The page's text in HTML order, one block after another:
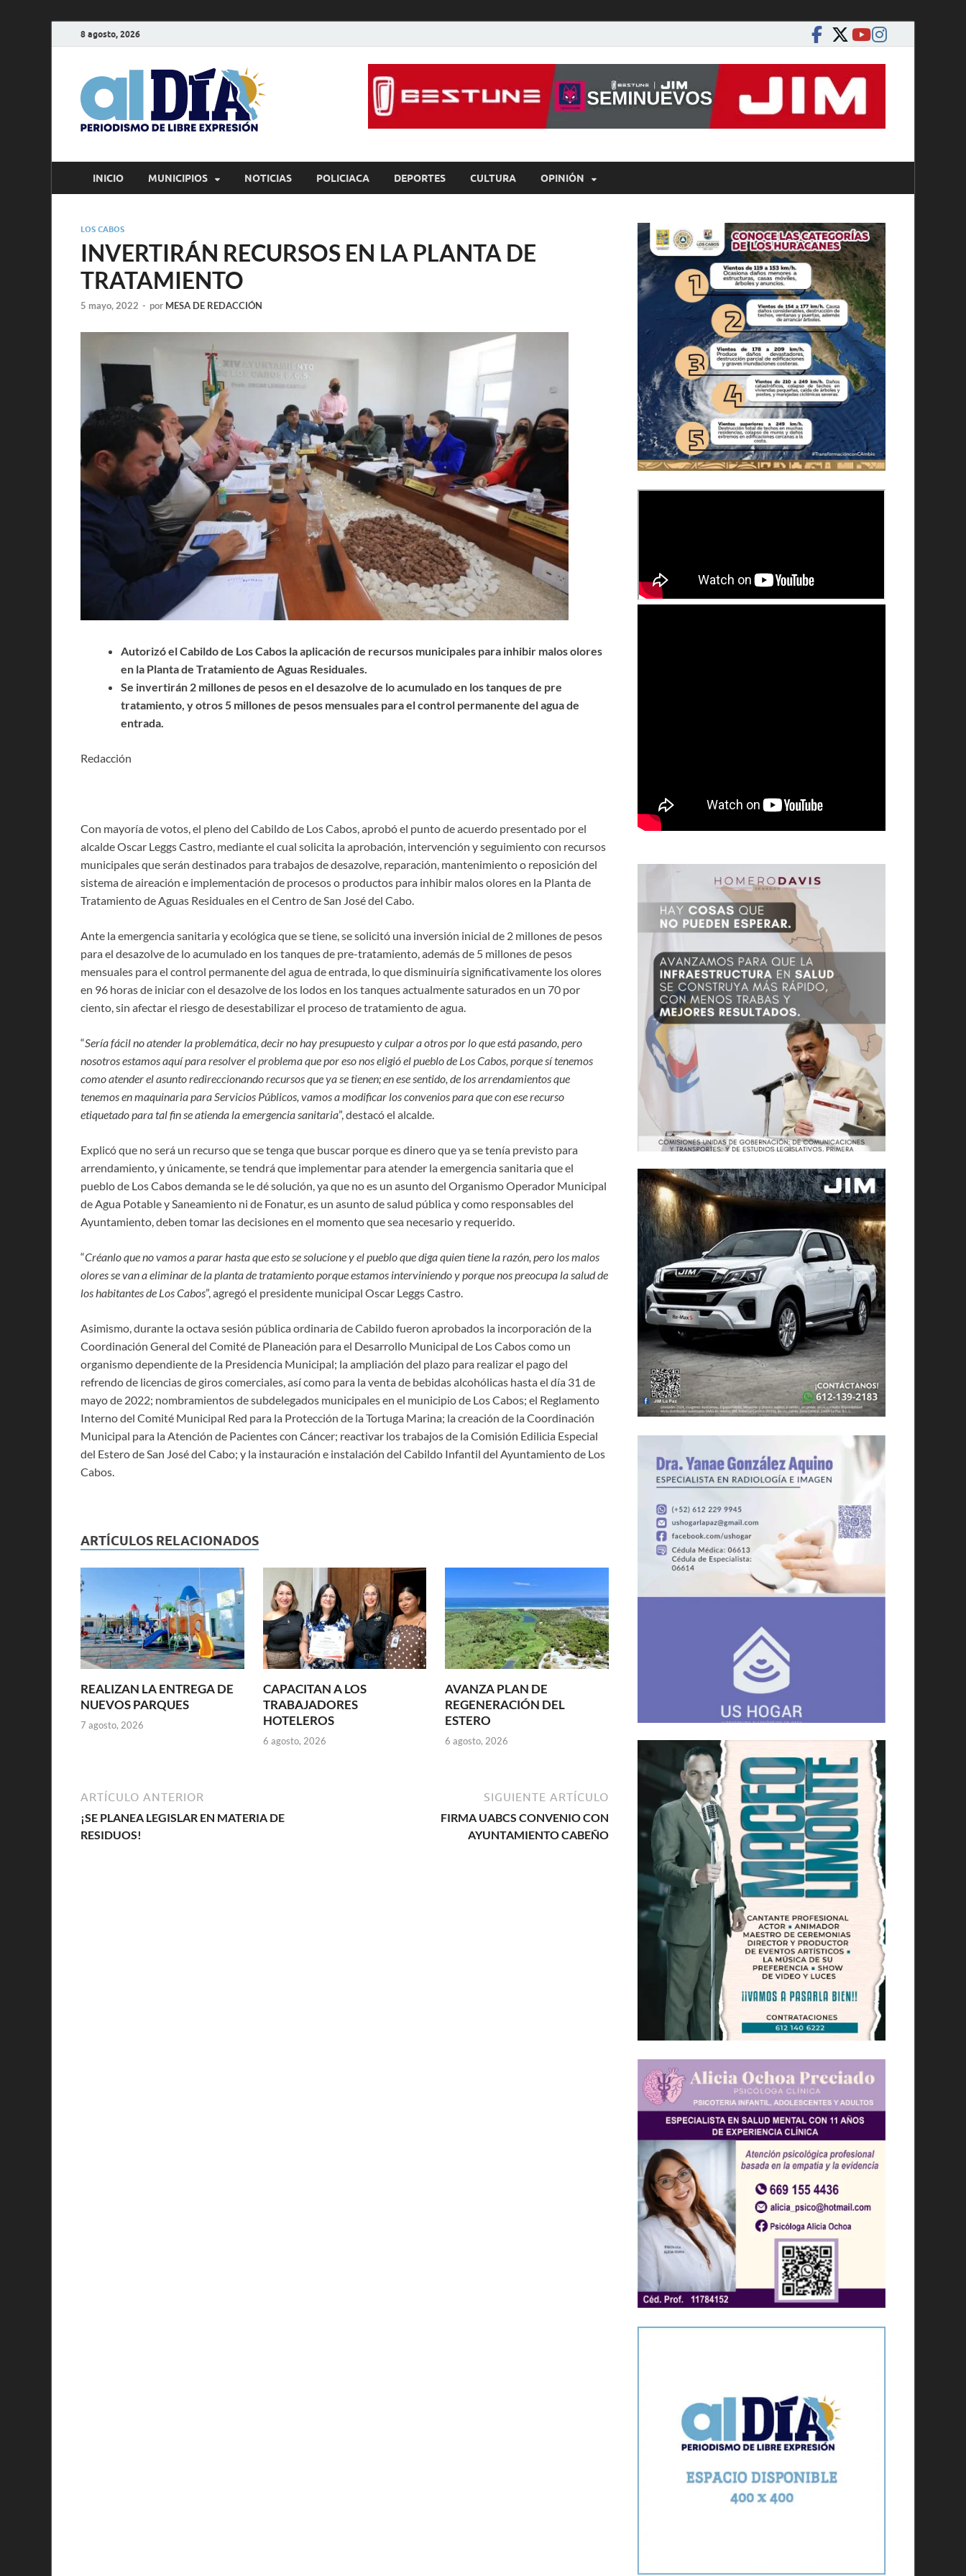
8 agosto, 2026
alDíaBCS
Periodismo de libre expresión
INICIO MUNICIPIOS NOTICIAS POLICIACA DEPORTES CULTURA OPINIÓN
LOS CABOS
INVERTIRÁN RECURSOS EN LA PLANTA DE
TRATAMIENTO
5 mayo, 2022 - por MESA DE REDACCIÓN
Autorizó el Cabildo de Los Cabos la aplicación de recursos municipales para inhibir malos olores
en la Planta de Tratamiento de Aguas Residuales.
Se invertirán 2 millones de pesos en el desazolve de lo acumulado en los tanques de pre
tratamiento, y otros 5 millones de pesos mensuales para el control permanente del agua de
entrada.
Redacción
Con mayoría de votos, el pleno del Cabildo de Los Cabos, aprobó el punto de acuerdo presentado por el
alcalde Oscar Leggs Castro, mediante el cual solicita la aprobación, intervención y seguimiento con recursos
municipales que serán destinados para trabajos de desazolve, reparación, mantenimiento o reposición del
sistema de aireación e implementación de procesos o productos para inhibir malos olores en la Planta de
Tratamiento de Aguas Residuales en el Centro de San José del Cabo.
Ante la emergencia sanitaria y ecológica que se tiene, se solicitó una inversión inicial de 2 millones de pesos
para el desazolve de lo acumulado en los tanques de pre-tratamiento, además de 5 millones de pesos
mensuales para el control permanente del agua de entrada, lo que disminuiría significativamente los olores
en 96 horas de iniciar con el desazolve de los lodos en los tanques actualmente saturados en un 70 por
ciento, sin afectar el riesgo de desestabilizar el proceso de tratamiento de agua.
“Sería fácil no atender la problemática, decir no hay presupuesto y culpar a otros por lo que está pasando, pero
nosotros estamos aquí para resolver el problema que por eso nos eligió el pueblo de Los Cabos, porque sí tenemos
como atender el asunto redireccionando recursos que ya se tienen; en ese sentido, de los arrendamientos que
tenemos en maquinaria para Servicios Públicos, vamos a modificar los convenios para que con ese recurso
etiquetado para tal fin se atienda la emergencia sanitaria”, destacó el alcalde.
Explicó que no será un recurso que se tenga que buscar porque es dinero que ya se tenía previsto para
arrendamiento, y únicamente, se tendrá que implementar para atender la emergencia sanitaria que el
pueblo de Los Cabos demanda se le dé solución, ya que no es un asunto del Organismo Operador Municipal
de Agua Potable y Saneamiento ni de Fonatur, es un asunto de salud pública y como responsables del
Ayuntamiento, deben tomar las decisiones en el momento que sea necesario y requerido.
“Créanlo que no vamos a parar hasta que esto se solucione y el pueblo que diga quien tiene la razón, pero los malos
olores se van a eliminar de la planta de tratamiento porque estamos interviniendo y porque nos preocupa la salud de
los habitantes de Los Cabos”, agregó el presidente municipal Oscar Leggs Castro.
Asimismo, durante la octava sesión pública ordinaria de Cabildo fueron aprobados la incorporación de la
Coordinación General del Comité de Planeación para el Desarrollo Municipal de Los Cabos como un
organismo dependiente de la Presidencia Municipal; la ampliación del plazo para realizar el pago del
refrendo de licencias de giros comerciales, así como para la venta de bebidas alcohólicas hasta el día 31 de
mayo de 2022; nombramientos de subdelegados municipales en el municipio de Los Cabos; el Reglamento
Interno del Comité Municipal Red para la Protección de la Tortuga Marina; la creación de la Coordinación
Municipal para la Atención de Pacientes con Cáncer; reactivar los trabajos de la Comisión Edilicia Especial
del Estero de San José del Cabo; y la instauración e instalación del Cabildo Infantil del Ayuntamiento de Los
Cabos.
ARTÍCULOS RELACIONADOS
REALIZAN LA ENTREGA DE
NUEVOS PARQUES
7 agosto, 2026
CAPACITAN A LOS
TRABAJADORES
HOTELEROS
6 agosto, 2026
AVANZA PLAN DE
REGENERACIÓN DEL
ESTERO
6 agosto, 2026
ARTÍCULO ANTERIOR
¡SE PLANEA LEGISLAR EN MATERIA DE
RESIDUOS!
SIGUIENTE ARTÍCULO
FIRMA UABCS CONVENIO CON
AYUNTAMIENTO CABEÑO